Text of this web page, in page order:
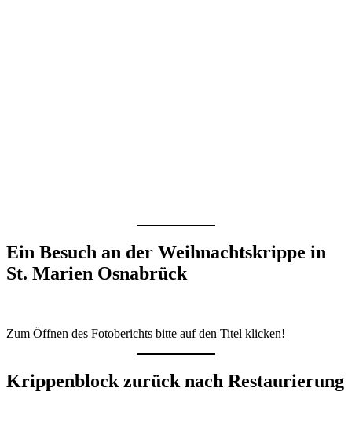
Ein Besuch an der Weihnachtskrippe in
St. Marien Osnabrück
Zum Öffnen des Fotoberichts bitte auf den Titel klicken!
Krippenblock zurück nach Restaurierung